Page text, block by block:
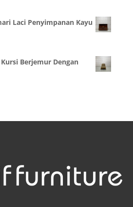
Laci Penyimpanan Kayu
Berjemur Dengan